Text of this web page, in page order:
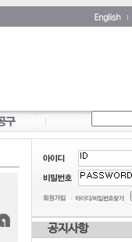
공지사항